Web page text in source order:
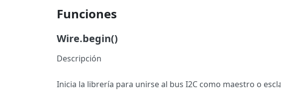
Funciones
Wire.begin()
Descripción
Inicia la librería para unirse al bus I2C como maestro o